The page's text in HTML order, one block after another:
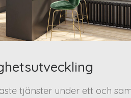
tjänster under ett och